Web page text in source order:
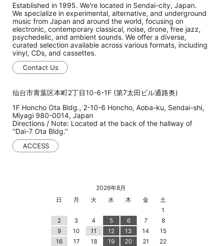
Established in 1995. We're located in Sendai-city, Japan.
We specialize in experimental, alternative, and underground
music from Japan and around the world, focusing on
electronic, contemporary classical, noise, drone, free jazz,
psychedelic, and ambient sounds. We offer a diverse,
curated selection available across various formats, including
vinyl, CDs, and cassettes.
Contact Us
仙台市青葉区本町2丁目10-6-1F (第7太田ビル通路奥)
1F Honcho Ota Bldg., 2-10-6 Honcho, Aoba-ku, Sendai-shi,
Miyagi 980-0014, Japan
Directions / Note: Located at the back of the hallway of
''Dai-7 Ota Bldg.''
ACCESS
2026年8月
日
月 火 水 木 金
土
1
2
3 4 5 6 7
8
9
10 11 12 13 14
15
16
17 18 19 20 21
22